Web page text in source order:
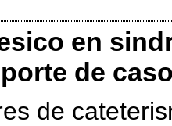
en
de
de